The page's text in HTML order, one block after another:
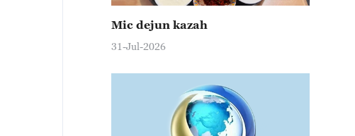
Mic dejun kazah
31-Jul-2026